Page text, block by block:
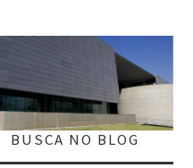
BUSCA NO BLOG